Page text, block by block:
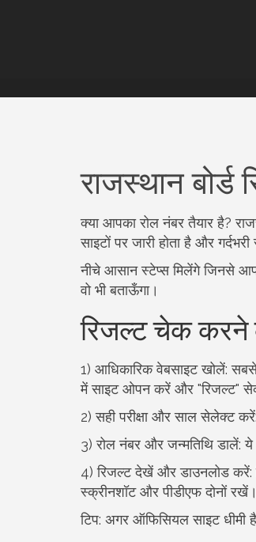
राजस्थान
क्या आपका रोल नंबर तैयार है?
साइटों पर जारी होता है और
नीचे आसान स्टेप्स मिलेंगे जिनसे
वो भी बताऊँगा।
रिजल्ट चेक
1) आधिकारिक वेबसाइट खोलें:
में साइट ओपन करें और "रिजल्ट"
2) सही परीक्षा और साल सेलेक्ट
3) रोल नंबर और जन्मतिथि डालें: ये
4) रिजल्ट देखें और डाउनलोड
स्क्रीनशॉट और पीडीएफ दोनों रखें।
टिप: अगर ऑफिसियल साइट धीमी